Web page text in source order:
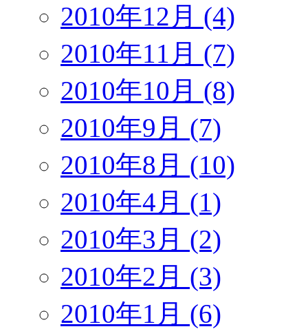
2010年12月 (4)
2010年11月 (7)
2010年10月 (8)
2010年9月 (7)
2010年8月 (10)
2010年4月 (1)
2010年3月 (2)
2010年2月 (3)
2010年1月 (6)